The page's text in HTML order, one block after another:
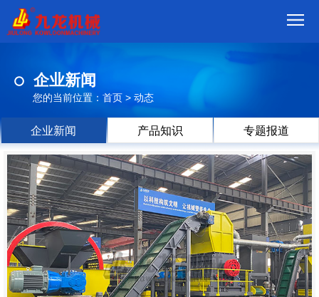
品
视
频
现
场
方
案
动
态
联
企业新闻
您的当前位置： 首页 > 动态
企业新闻 产品知识 专题报道